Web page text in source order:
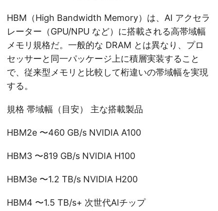
HBM（High Bandwidth Memory）は、AI アクセラ
レーター（GPU/NPU など）に搭載される高帯域幅
メモリ規格だ。一般的な DRAM とは異なり、プロ
セッサーと同一パッケージ上に積層実装すること
で、従来型メモリと比較して桁違いの帯域幅を実現
する。
規格 帯域幅（目安） 主な搭載製品
HBM2e 〜460 GB/s NVIDIA A100
HBM3 〜819 GB/s NVIDIA H100
HBM3e 〜1.2 TB/s NVIDIA H200
HBM4 〜1.5 TB/s+ 次世代AIチップ